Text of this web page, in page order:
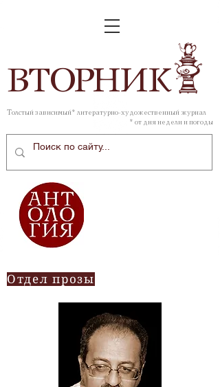
ВТОРНИК
Толстый зависимый* литературно-художественный журнал
* от дня недели и погоды
Отдел прозы